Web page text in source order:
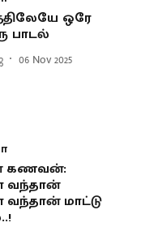
ஒரே
பாடல்
06 Nov 2025
கணவன்:
வந்தான்
மாட்டு